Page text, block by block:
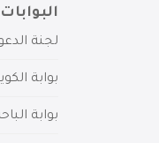
لجنة
بوابة
بوابة